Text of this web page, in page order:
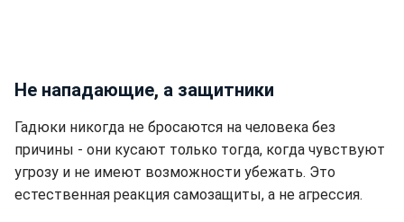
Не нападающие, а защитники
Гадюки никогда не бросаются на человека без
причины - они кусают только тогда, когда чувствуют
угрозу и не имеют возможности убежать. Это
естественная реакция самозащиты, а не агрессия.